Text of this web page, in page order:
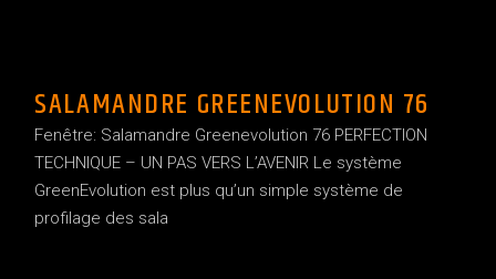
SALAMANDRE GREENEVOLUTION 76
Fenêtre: Salamandre Greenevolution 76 PERFECTION
TECHNIQUE – UN PAS VERS L’AVENIR Le système
GreenEvolution est plus qu’un simple système de
profilage des sala